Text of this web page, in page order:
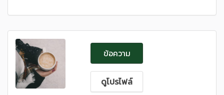
ข้อความ
ดูโปรไฟล์